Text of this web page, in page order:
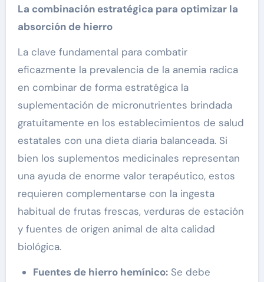
La combinación estratégica para optimizar la
absorción de hierro
La clave fundamental para combatir
eficazmente la prevalencia de la anemia radica
en combinar de forma estratégica la
suplementación de micronutrientes brindada
gratuitamente en los establecimientos de salud
estatales con una dieta diaria balanceada. Si
bien los suplementos medicinales representan
una ayuda de enorme valor terapéutico, estos
requieren complementarse con la ingesta
habitual de frutas frescas, verduras de estación
y fuentes de origen animal de alta calidad
biológica.
Fuentes de hierro hemínico:Se debe